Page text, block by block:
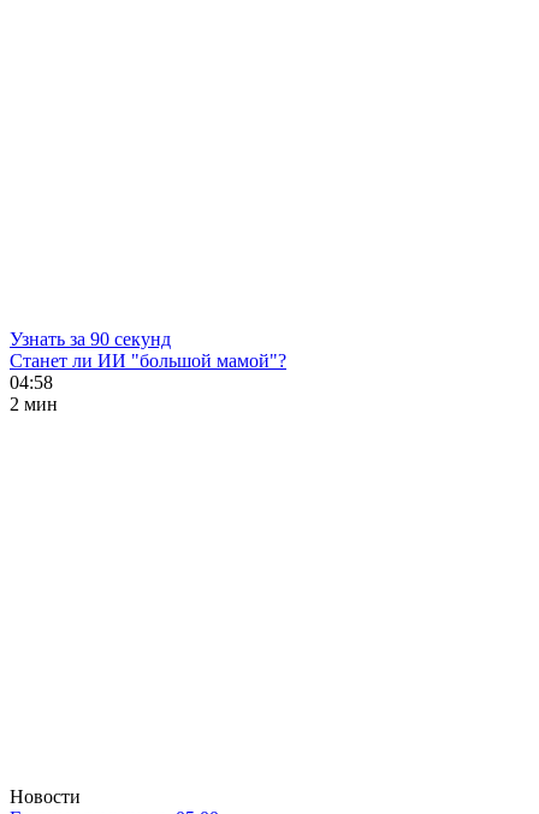
Узнать за 90 секунд
Станет ли ИИ "большой мамой"?
04:58
2 мин
Новости